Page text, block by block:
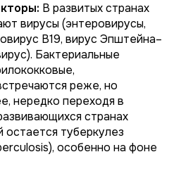
В развитых странах
вирусы (энтеровирусы,
В19, вирус Эпштейна–
Бактериальные
реже, но
нередко переходя в
странах
остается туберкулез
особенно на фоне